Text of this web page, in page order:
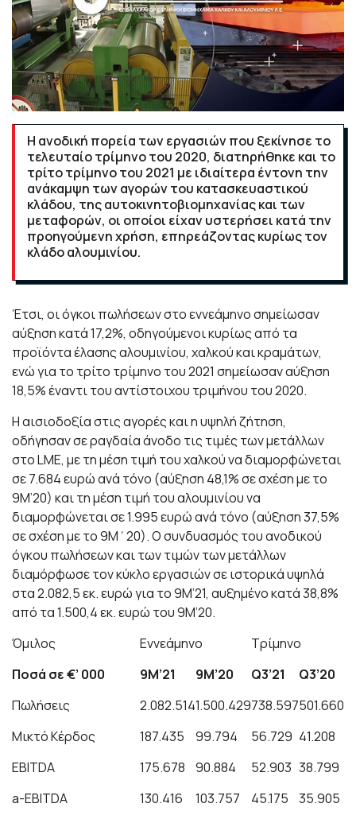
Η ανοδική πορεία των εργασιών που ξεκίνησε το
τελευταίο τρίμηνο του 2020, διατηρήθηκε και το
τρίτο τρίμηνο του 2021 με ιδιαίτερα έντονη την
ανάκαμψη των αγορών του κατασκευαστικού
κλάδου, της αυτοκινητοβιομηχανίας και των
μεταφορών, οι οποίοι είχαν υστερήσει κατά την
προηγούμενη χρήση, επηρεάζοντας κυρίως τον
κλάδο αλουμινίου.
Έτσι, οι όγκοι πωλήσεων στο εννεάμηνο σημείωσαν
αύξηση κατά 17,2%, οδηγούμενοι κυρίως από τα
προϊόντα έλασης αλουμινίου, χαλκού και κραμάτων,
ενώ για το τρίτο τρίμηνο του 2021 σημείωσαν αύξηση
18,5% έναντι του αντίστοιχου τριμήνου του 2020.
Η αισιοδοξία στις αγορές και η υψηλή ζήτηση,
οδήγησαν σε ραγδαία άνοδο τις τιμές των μετάλλων
στο LME, με τη μέση τιμή του χαλκού να διαμορφώνεται
σε 7.684 ευρώ ανά τόνο (αύξηση 48,1% σε σχέση με το
9Μ’20) και τη μέση τιμή του αλουμινίου να
διαμορφώνεται σε 1.995 ευρώ ανά τόνο (αύξηση 37,5%
σε σχέση με το 9Μ΄20). Ο συνδυασμός του ανοδικού
όγκου πωλήσεων και των τιμών των μετάλλων
διαμόρφωσε τον κύκλο εργασιών σε ιστορικά υψηλά
στα 2.082,5 εκ. ευρώ για το 9Μ’21, αυξημένο κατά 38,8%
από τα 1.500,4 εκ. ευρώ του 9Μ’20.
Όμιλος
Εννεάμηνο
Τρίμηνο
Ποσά σε €’ 000 9Μ’21 9Μ’20 Q3’21
Q3’20
Πωλήσεις
2.082.5141.500.429738.597501.660
Μικτό Κέρδος 187.435 99.794 56.729 41.208
EBITDA 175.678 90.884 52.903 38.799
a-EBITDA 130.416 103.757 45.175
35.905